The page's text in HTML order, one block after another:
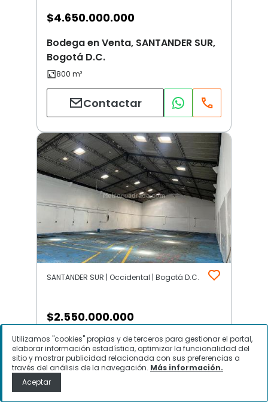
$4.650.000.000
Bodega en Venta, SANTANDER SUR,
Bogotá D.C.
Contactar
SANTANDER SUR | Occidental | Bogotá D.C.
$2.550.000.000
Bodega en Venta, SANTANDER SUR,
Bogotá D.C.
Utilizamos "cookies" propias y de terceros para gestionar el portal,
elaborar información estadística, optimizar la funcionalidad del
sitio y mostrar publicidad relacionada con sus preferencias a
través del análisis de la navegación. Más información.
Aceptar